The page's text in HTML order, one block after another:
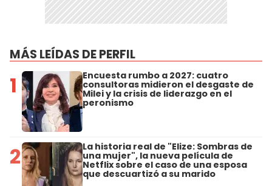
MÁS LEÍDAS DE PERFIL
1 Encuesta rumbo a 2027: cuatro
consultoras midieron el desgaste de
Milei y la crisis de liderazgo en el
peronismo
2 La historia real de "Elize: Sombras de
una mujer", la nueva película de
Netflix sobre el caso de una esposa
que descuartizó a su marido